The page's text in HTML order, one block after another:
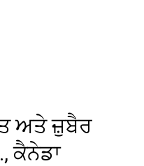
ਅਤੇ ਜ਼ੁਬੈਰ
ਕੈਨੇਡਾ